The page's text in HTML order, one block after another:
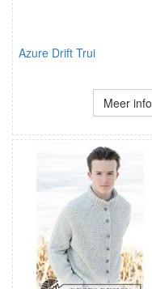
Azure Drift Trui
Meer info